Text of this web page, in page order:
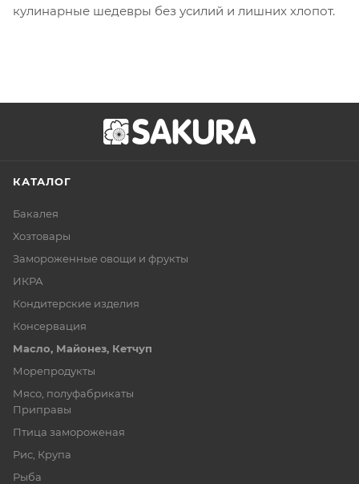
кулинарные шедевры без усилий и лишних хлопот.
КАТАЛОГ
Бакалея
Хозтовары
Замороженные овощи и фрукты
ИКРА
Кондитерские изделия
Консервация
Масло, Майонез, Кетчуп
Морепродукты
Мясо, полуфабрикаты
Приправы
Птица замороженая
Рис, Крупа
Рыба